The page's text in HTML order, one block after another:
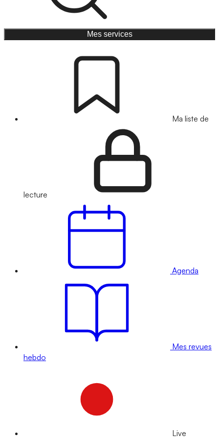
Mes services
Ma liste de
lecture
Agenda
Mes revues
hebdo
Live